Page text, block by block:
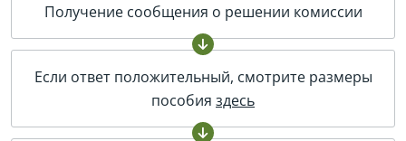
Получение сообщения о решении комиссии
Если ответ положительный, смотрите размеры
пособия здесь